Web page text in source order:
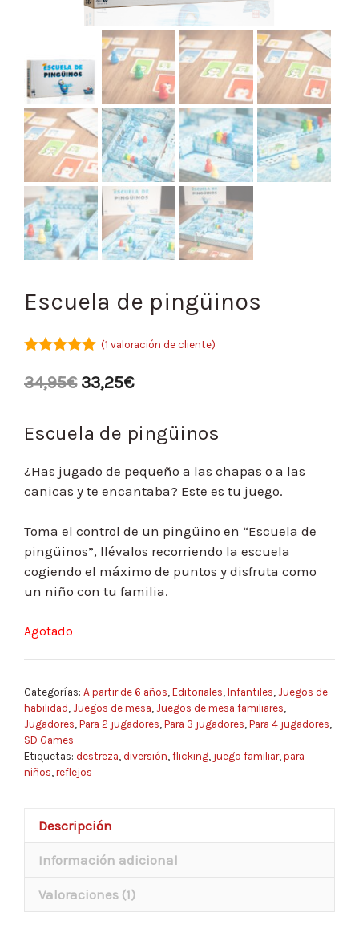
Escuela de pingüinos
(1 valoración de cliente)
34,95€ 33,25€
Escuela de pingüinos
¿Has jugado de pequeño a las chapas o a las
canicas y te encantaba? Este es tu juego.
Toma el control de un pingüino en “Escuela de
pingüinos”, llévalos recorriendo la escuela
cogiendo el máximo de puntos y disfruta como
un niño con tu familia.
Agotado
Categorías: A partir de 6 años, Editoriales, Infantiles, Juegos de
habilidad , Juegos de mesa, Juegos de mesa familiares,
Jugadores, Para 2 jugadores, Para 3 jugadores, Para 4 jugadores,
SD Games
Etiquetas: destreza, diversión, flicking, juego familiar, para
niños, reflejos
Descripción
Información adicional
Valoraciones (1)